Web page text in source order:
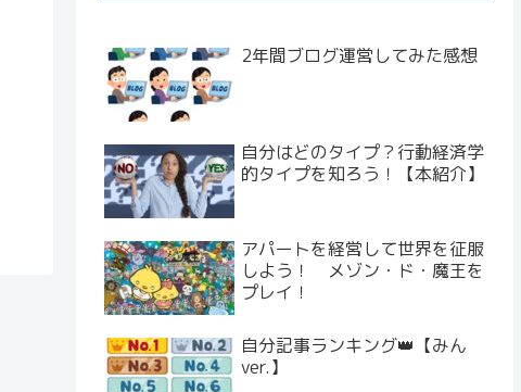
2年間ブログ運営してみた感想
自分はどのタイプ？行動経済学
的タイプを知ろう！【本紹介】
アパートを経営して世界を征服
しよう！ メゾン・ド・魔王を
プレイ！
自分記事ランキング👑【みん
ver.】